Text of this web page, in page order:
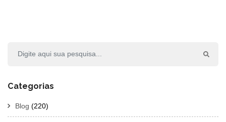
Categorias
Blog (220)